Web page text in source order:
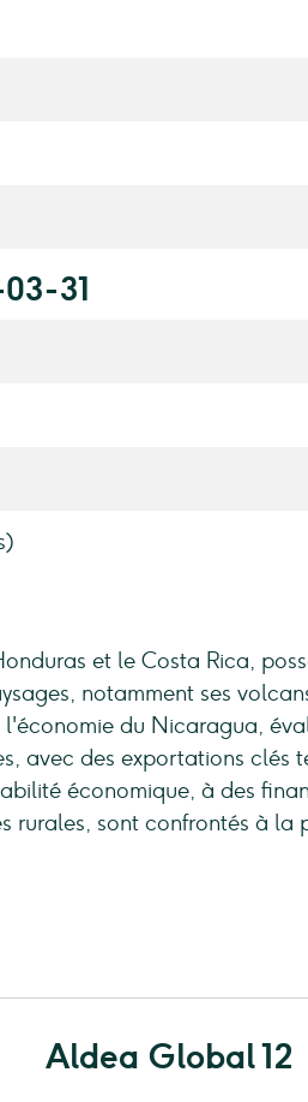
31
et le Costa Rica,
notamment ses
du Nicaragua,
avec des exportations clés
économique, à des
rurales, sont confrontés à
Aldea Global 12